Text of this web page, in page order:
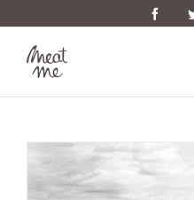
content